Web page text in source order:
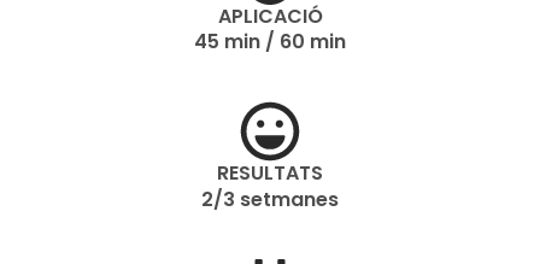
APLICACIÓ
45 min / 60 min
RESULTATS
2/3 setmanes